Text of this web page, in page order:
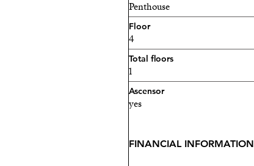
Penthouse
Floor
4
Total floors
1
Ascensor
yes
FINANCIAL INFORMATION